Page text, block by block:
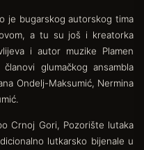
je bugarskog autorskog tima
a tu su još i kreatorka
i autor muzike Plamen
glumačkog ansambla
Ondelj-Maksumić, Nermina
Crnoj Gori, Pozorište lutaka
lutkarsko bijenale u